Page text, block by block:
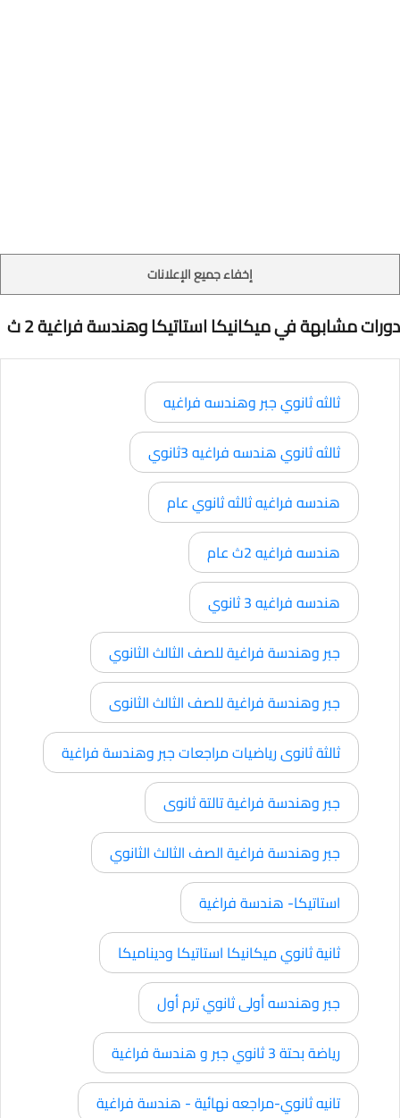
إخفاء جميع الإعلانات
دورات مشابهة في ميكانيكا استاتيكا وهندسة فراغية 2 ث
ثالثه ثانوي جبر وهندسه فراغيه
ثالثه ثانوي هندسه فراغيه 3ثانوي
هندسه فراغيه ثالثه ثانوي عام
هندسه فراغيه 2ث عام
هندسه فراغيه 3 ثانوي
جبر وهندسة فراغية للصف الثالث الثانوي
جبر وهندسة فراغية للصف الثالث الثانوى
ثالثة ثانوى رياضيات مراجعات جبر وهندسة فراغية
جبر وهندسة فراغية تالتة ثانوى
جبر وهندسة فراغية الصف الثالث الثانوي
استاتيكا- هندسة فراغية
ثانية ثانوي ميكانيكا استاتيكا وديناميكا
جبر وهندسه أولى ثانوي ترم أول
رياضة بحتة 3 ثانوي جبر و هندسة فراغية
تانيه ثانوي-مراجعه نهائية - هندسة فراغية